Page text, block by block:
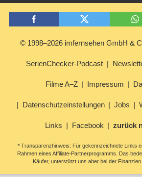
© 1998–2026 imfernsehen GmbH &
SerienChecker-Podcast
Filme A–Z Impressum
Datenschutzeinstellungen Jobs
Links Facebook zurück
* Transparenzhinweis: Für gekennzeichnete Links
Rahmen eines Affiliate-Partnerprogramms. Das
Käufer, unterstützt uns aber bei der